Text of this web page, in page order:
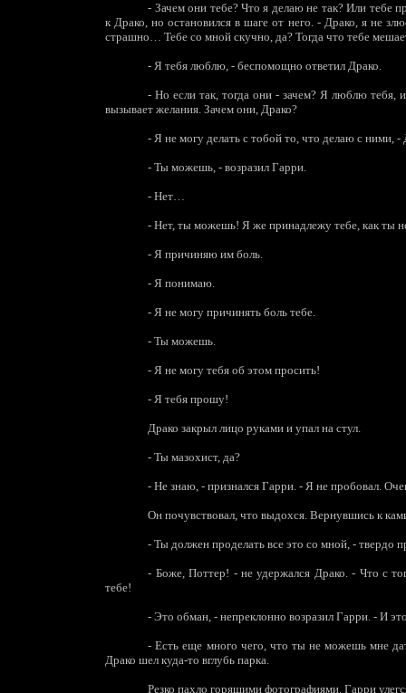
- Зачем они тебе? Что я делаю не так? Или тебе
к Драко, но остановился в шаге от него. - Драко, я
страшно… Тебе со мной скучно, да? Тогда что тебе
- Я тебя люблю, - беспомощно ответил Драко.
- Но если так, тогда они - зачем? Я люблю тебя,
вызывает желания. Зачем они, Драко?
- Я не могу делать с тобой то, что делаю с
- Ты можешь, - возразил Гарри.
- Нет…
- Нет, ты можешь! Я же принадлежу тебе, как ты
- Я причиняю им боль.
- Я понимаю.
- Я не могу причинять боль тебе.
- Ты можешь.
- Я не могу тебя об этом просить!
- Я тебя прошу!
Драко закрыл лицо руками и упал на стул.
- Ты мазохист, да?
- Не знаю, - признался Гарри. - Я не пробовал.
Он почувствовал, что выдохся. Вернувшись к
- Ты должен проделать все это со мной, - твердо
- Боже, Поттер! - не удержался Драко. - Что с
тебе!
- Это обман, - непреклонно возразил Гарри. - И
- Есть еще много чего, что ты не можешь мне
Драко шел куда-то вглубь парка.
Резко пахло горящими фотографиями. Гарри